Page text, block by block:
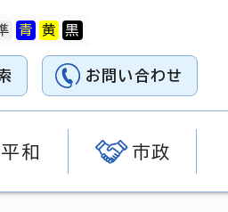
お問い合わせ
平和 市政